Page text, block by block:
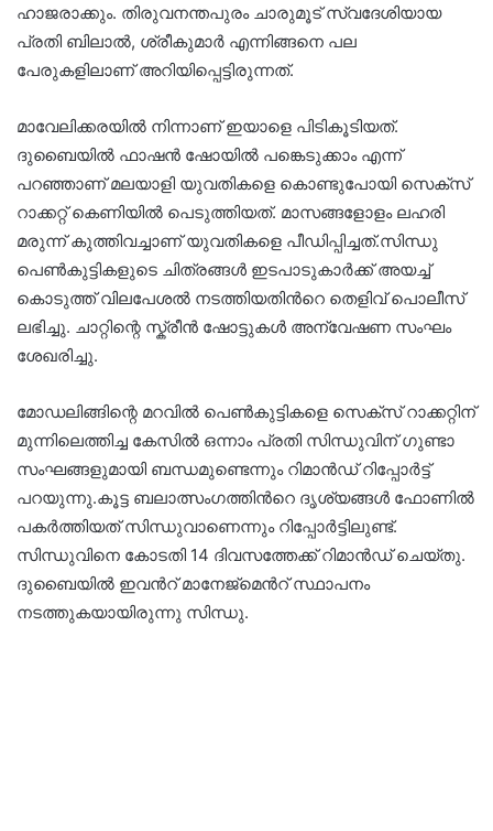
ഹാജരാക്കും. തിരുവനന്തപുരം ചാരുമൂട് സ്വദേശിയായ
പ്രതി ബിലാൽ, ശ്രീകുമാർ എന്നിങ്ങനെ പല
പേരുകളിലാണ് അറിയിപ്പെട്ടിരുന്നത്.
മാവേലിക്കരയിൽ നിന്നാണ് ഇയാളെ പിടികൂടിയത്.
ദുബൈയിൽ ഫാഷൻ ഷോയിൽ പങ്കെടുക്കാം എന്ന്
പറഞ്ഞാണ് മലയാളി യുവതികളെ കൊണ്ടുപോയി സെക്സ്
റാക്കറ്റ് കെണിയിൽ പെടുത്തിയത്. മാസങ്ങളോളം ലഹരി
മരുന്ന് കുത്തിവച്ചാണ് യുവതികളെ പീഡിപ്പിച്ചത്.സിന്ധു
പെൺകുട്ടികളുടെ ചിത്രങ്ങൾ ഇടപാടുകാർക്ക് അയച്ച്
കൊടുത്ത് വിലപേശൽ നടത്തിയതിന്‍റെ തെളിവ് പൊലീസ്
ലഭിച്ചു. ചാറ്റിന്റെ സ്ക്രീൻ ഷോട്ടുകൾ അന്വേഷണ സംഘം
ശേഖരിച്ചു.
മോഡലിങ്ങിന്റെ മറവിൽ പെൺകുട്ടികളെ സെക്സ് റാക്കറ്റിന്
മുന്നിലെത്തിച്ച കേസിൽ ഒന്നാം പ്രതി സിന്ധുവിന് ഗുണ്ടാ
സംഘങ്ങളുമായി ബന്ധമുണ്ടെന്നും റിമാൻഡ് റിപ്പോർട്ട്
പറയുന്നു.കൂട്ട ബലാത്സംഗത്തിന്‍റെ ദൃശ്യങ്ങൾ ഫോണിൽ
പകർത്തിയത് സിന്ധുവാണെന്നും റിപ്പോർട്ടിലുണ്ട്.
സിന്ധുവിനെ കോടതി 14 ദിവസത്തേക്ക് റിമാൻഡ് ചെയ്തു.
ദുബൈയിൽ ഇവന്‍റ് മാനേജ്മെന്‍റ് സ്ഥാപനം
നടത്തുകയായിരുന്നു സിന്ധു.